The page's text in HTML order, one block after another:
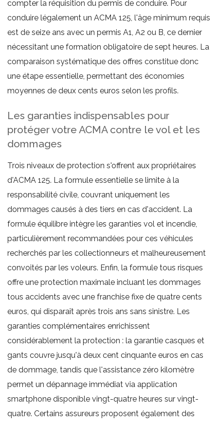
compter la réquisition du permis de conduire. Pour
conduire légalement un ACMA 125, l'âge minimum requis
est de seize ans avec un permis A1, A2 ou B, ce dernier
nécessitant une formation obligatoire de sept heures. La
comparaison systématique des offres constitue donc
une étape essentielle, permettant des économies
moyennes de deux cents euros selon les profils.
Les garanties indispensables pour
protéger votre ACMA contre le vol et les
dommages
Trois niveaux de protection s'offrent aux propriétaires
d'ACMA 125. La formule essentielle se limite à la
responsabilité civile, couvrant uniquement les
dommages causés à des tiers en cas d'accident. La
formule équilibre intègre les garanties vol et incendie,
particulièrement recommandées pour ces véhicules
recherchés par les collectionneurs et malheureusement
convoités par les voleurs. Enfin, la formule tous risques
offre une protection maximale incluant les dommages
tous accidents avec une franchise fixe de quatre cents
euros, qui disparaît après trois ans sans sinistre. Les
garanties complémentaires enrichissent
considérablement la protection : la garantie casques et
gants couvre jusqu'à deux cent cinquante euros en cas
de dommage, tandis que l'assistance zéro kilomètre
permet un dépannage immédiat via application
smartphone disponible vingt-quatre heures sur vingt-
quatre. Certains assureurs proposent également des